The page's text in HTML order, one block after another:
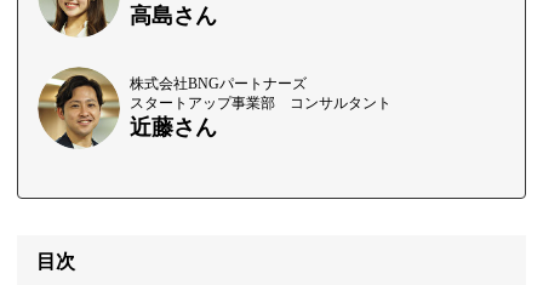
高島さん
株式会社BNGパートナーズ
スタートアップ事業部 コンサルタント
近藤さん
目次